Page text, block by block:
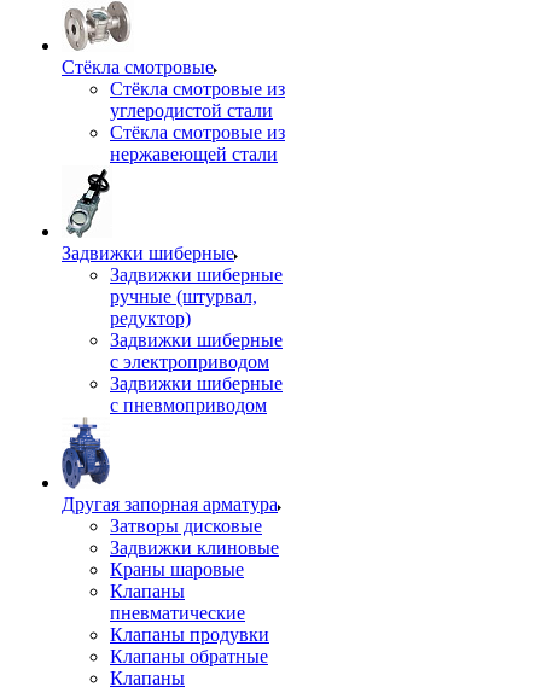
Стёкла смотровые
Стёкла смотровые из
углеродистой стали
Стёкла смотровые из
нержавеющей стали
Задвижки шиберные
Задвижки шиберные
ручные (штурвал,
редуктор)
Задвижки шиберные
с электроприводом
Задвижки шиберные
с пневмоприводом
Другая запорная арматура
Затворы дисковые
Задвижки клиновые
Краны шаровые
Клапаны
пневматические
Клапаны продувки
Клапаны обратные
Клапаны